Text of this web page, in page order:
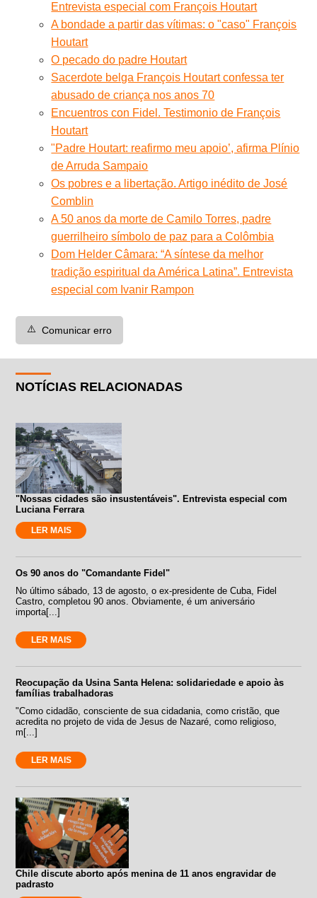
Entrevista especial com François Houtart
A bondade a partir das vítimas: o "caso" François
Houtart
O pecado do padre Houtart
Sacerdote belga François Houtart confessa ter
abusado de criança nos anos 70
Encuentros con Fidel. Testimonio de François
Houtart
"Padre Houtart: reafirmo meu apoio’, afirma Plínio
de Arruda Sampaio
Os pobres e a libertação. Artigo inédito de José
Comblin
A 50 anos da morte de Camilo Torres, padre
guerrilheiro símbolo de paz para a Colômbia
Dom Helder Câmara: “A síntese da melhor
tradição espiritual da América Latina”. Entrevista
especial com Ivanir Rampon
⚠️ Comunicar erro
NOTÍCIAS RELACIONADAS
"Nossas cidades são insustentáveis". Entrevista especial com
Luciana Ferrara
LER MAIS
Os 90 anos do "Comandante Fidel"
No último sábado, 13 de agosto, o ex-presidente de Cuba, Fidel
Castro, completou 90 anos. Obviamente, é um aniversário
importa[...]
LER MAIS
Reocupação da Usina Santa Helena: solidariedade e apoio às
famílias trabalhadoras
"Como cidadão, consciente de sua cidadania, como cristão, que
acredita no projeto de vida de Jesus de Nazaré, como religioso,
m[...]
LER MAIS
Chile discute aborto após menina de 11 anos engravidar de
padrasto